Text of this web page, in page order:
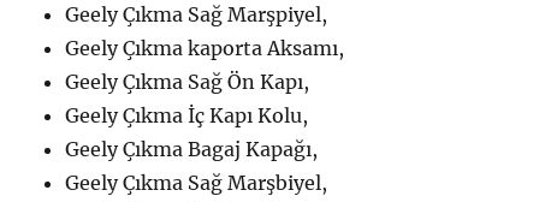
Geely Çıkma Sağ Marşpiyel,
Geely Çıkma kaporta Aksamı,
Geely Çıkma Sağ Ön Kapı,
Geely Çıkma İç Kapı Kolu,
Geely Çıkma Bagaj Kapağı,
Geely Çıkma Sağ Marşbiyel,